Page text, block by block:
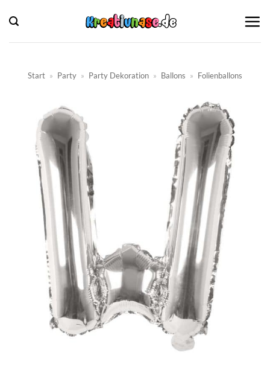
Inhalt
springen
Start » Party » Party Dekoration » Ballons » Folienballons